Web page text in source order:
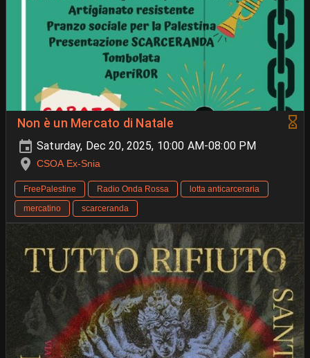
Non è un Mercato di Natale
Saturday, Dec 20, 2025, 10:00 AM-08:00 PM
CSOA Ex-Snia
FreePalestine Radio Onda Rossa
lotta anticarceraria
mercatino
scarceranda